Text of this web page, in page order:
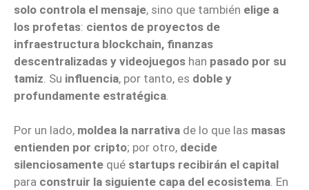
solo controla el mensaje, sino que también elige a
los profetas: cientos de proyectos de
infraestructura blockchain, finanzas
descentralizadas y videojuegos han pasado por su
tamiz . Su influencia, por tanto, es doble y
profundamente estratégica
Por un lado, moldea la narrativa de lo que las masas
entienden por cripto; por otro, decide
silenciosamente qué startups recibirán el capital
para construir la siguiente capa del ecosistema. En